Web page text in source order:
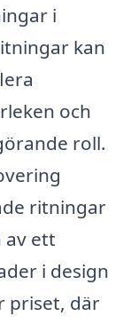
i
kan
och
roll.
ritningar
av ett
i design
priset, där